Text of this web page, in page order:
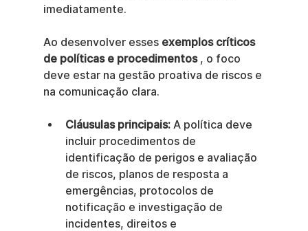
imediatamente.
Ao desenvolver esses exemplos críticos
de políticas e procedimentos , o foco
deve estar na gestão proativa de riscos e
na comunicação clara.
Cláusulas principais: A política deve
incluir procedimentos de
identificação de perigos e avaliação
de riscos, planos de resposta a
emergências, protocolos de
notificação e investigação de
incidentes, direitos e